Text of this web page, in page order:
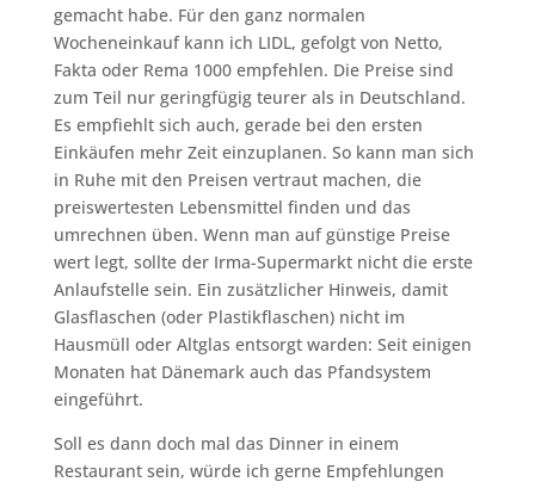
gemacht habe. Für den ganz normalen
Wocheneinkauf kann ich LIDL, gefolgt von Netto,
Fakta oder Rema 1000 empfehlen. Die Preise sind
zum Teil nur geringfügig teurer als in Deutschland.
Es empfiehlt sich auch, gerade bei den ersten
Einkäufen mehr Zeit einzuplanen. So kann man sich
in Ruhe mit den Preisen vertraut machen, die
preiswertesten Lebensmittel finden und das
umrechnen üben. Wenn man auf günstige Preise
wert legt, sollte der Irma-Supermarkt nicht die erste
Anlaufstelle sein. Ein zusätzlicher Hinweis, damit
Glasflaschen (oder Plastikflaschen) nicht im
Hausmüll oder Altglas entsorgt warden: Seit einigen
Monaten hat Dänemark auch das Pfandsystem
eingeführt.
Soll es dann doch mal das Dinner in einem
Restaurant sein, würde ich gerne Empfehlungen